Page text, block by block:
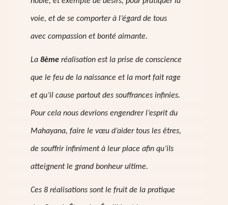
voie, et de se comporter à l’égard de tous
avec compassion et bonté aimante.
La 8ème réalisation est la prise de conscience
que le feu de la naissance et la mort fait rage
et qu’il cause partout des souffrances infinies.
Pour cela nous devrions engendrer l’esprit du
Mahayana, faire le vœu d’aider tous les êtres,
de souffrir infiniment à leur place afin qu’iIs
atteignent le grand bonheur ultime.
Ces 8 réalisations sont le fruit de la pratique